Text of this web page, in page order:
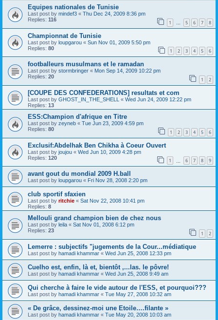
Equipes nationales de Tunisie
Last post by mindef3 « Thu Dec 24, 2009 8:36 pm
Replies: 116 1 … 5 6 7 8
Championnat de Tunisie
Last post by loupgarou « Sun Nov 01, 2009 5:50 pm
Replies: 80 1 2 3 4 5 6
footballeurs musulmans et le ramadan
Last post by stormbringer « Mon Sep 14, 2009 10:22 pm
Replies: 20 1 2
[COUPE DES CONFEDERATIONS] resultats et com
Last post by GHOST_IN_THE_SHELL « Wed Jun 24, 2009 12:22 pm
Replies: 13
ESS:Champion d'afrique en Titre
Last post by zeyneb « Tue Jun 23, 2009 4:59 pm
Replies: 80 1 2 3 4 5 6
Exclusif:Abdelhak Ben Chikha à Coeur Ouvert
Last post by joujou « Wed Jun 10, 2009 4:28 pm
Replies: 120 1 6 7 8 9
avant gout du mondial 2009 H.ball
Last post by loupgarou « Fri Nov 28, 2008 2:20 pm
club sportif sfaxien
Last post by ritchie « Sat Nov 22, 2008 10:41 pm
Replies: 8
Mellouli grand champion bien de chez nous
Last post by leila « Sat Nov 01, 2008 6:12 pm
Replies: 23 1 2
Lemerre : subjectifs "jugements de la Cour...médiatique
Last post by hamadi khammar « Wed Jun 25, 2008 12:33 pm
Cuelho est, enfin, là et, bientôt ,...las. le pôvre!
Last post by hamadi khammar « Wed Jun 25, 2008 9:49 am
Qui cherche à faire le vide autour de l'ESS, et pourquoi???
Last post by hamadi khammar « Tue May 27, 2008 10:32 am
« De grâce, dessinez-moi une Etoile….filante »
Last post by hamadi khammar « Tue May 20, 2008 10:03 am